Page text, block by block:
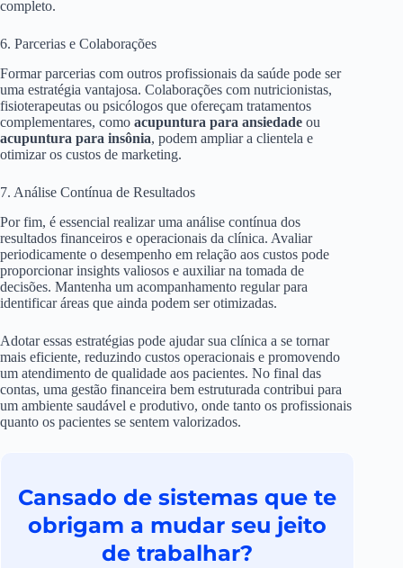
completo.
6. Parcerias e Colaborações
Formar parcerias com outros profissionais da saúde pode ser
uma estratégia vantajosa. Colaborações com nutricionistas,
fisioterapeutas ou psicólogos que ofereçam tratamentos
complementares, como acupuntura para ansiedade ou
acupuntura para insônia, podem ampliar a clientela e
otimizar os custos de marketing.
7. Análise Contínua de Resultados
Por fim, é essencial realizar uma análise contínua dos
resultados financeiros e operacionais da clínica. Avaliar
periodicamente o desempenho em relação aos custos pode
proporcionar insights valiosos e auxiliar na tomada de
decisões. Mantenha um acompanhamento regular para
identificar áreas que ainda podem ser otimizadas.
Adotar essas estratégias pode ajudar sua clínica a se tornar
mais eficiente, reduzindo custos operacionais e promovendo
um atendimento de qualidade aos pacientes. No final das
contas, uma gestão financeira bem estruturada contribui para
um ambiente saudável e produtivo, onde tanto os profissionais
quanto os pacientes se sentem valorizados.
Cansado de sistemas que te
obrigam a mudar seu jeito
de trabalhar?